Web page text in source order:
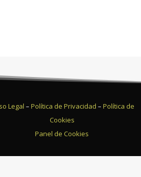
Legal – Política de Privacidad – Política de
Cookies
Panel de Cookies